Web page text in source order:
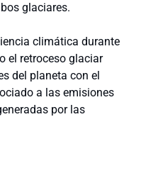
glaciares.
climática durante
el retroceso glaciar
del planeta con el
a las emisiones
por las